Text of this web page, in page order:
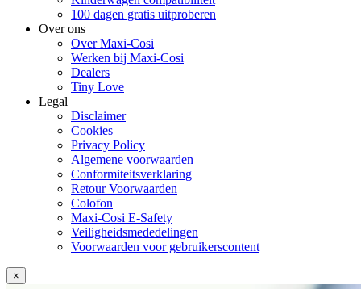
100 dagen gratis uitproberen
Over ons
Over Maxi-Cosi
Werken bij Maxi-Cosi
Dealers
Tiny Love
Legal
Disclaimer
Cookies
Privacy Policy
Algemene voorwaarden
Conformiteitsverklaring
Retour Voorwaarden
Colofon
Maxi-Cosi E-Safety
Veiligheidsmededelingen
Voorwaarden voor gebruikerscontent
×